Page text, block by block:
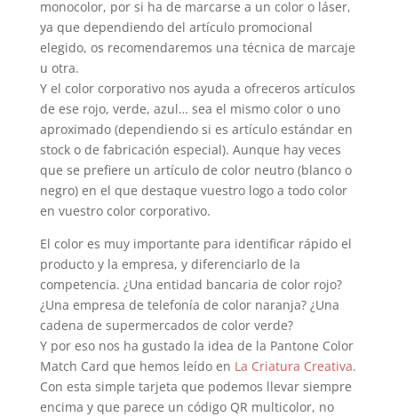
monocolor, por si ha de marcarse a un color o láser,
ya que dependiendo del artículo promocional
elegido, os recomendaremos una técnica de marcaje
u otra.
Y el color corporativo nos ayuda a ofreceros artículos
de ese rojo, verde, azul… sea el mismo color o uno
aproximado (dependiendo si es artículo estándar en
stock o de fabricación especial). Aunque hay veces
que se prefiere un artículo de color neutro (blanco o
negro) en el que destaque vuestro logo a todo color
en vuestro color corporativo.
El color es muy importante para identificar rápido el
producto y la empresa, y diferenciarlo de la
competencia. ¿Una entidad bancaria de color rojo?
¿Una empresa de telefonía de color naranja? ¿Una
cadena de supermercados de color verde?
Y por eso nos ha gustado la idea de la Pantone Color
Match Card que hemos leído en La Criatura Creativa.
Con esta simple tarjeta que podemos llevar siempre
encima y que parece un código QR multicolor, no